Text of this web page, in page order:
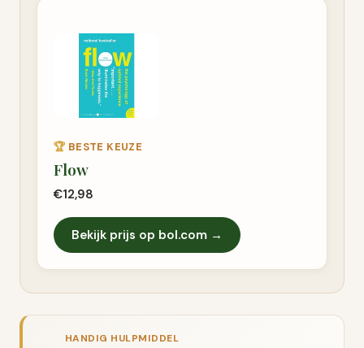
🏆BESTE KEUZE
Flow
€12,98
Bekijk prijs op bol.com →
HANDIG HULPMIDDEL